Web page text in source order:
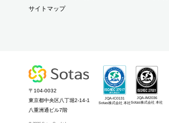
サイトマップ
〒104-0032
東京都中央区八丁堀2-14-1
八重洲通ビル7階
JQA-IC0131
Sotas株式会社 本社
JQA-IM2036
Sotas株式会社 本社